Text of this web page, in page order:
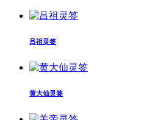
吕祖灵签
黄大仙灵签